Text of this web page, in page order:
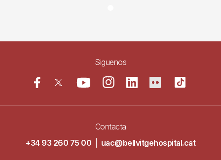
Siguenos
Contacta
+34 93 260 75 00
uac@bellvitgehospital.cat